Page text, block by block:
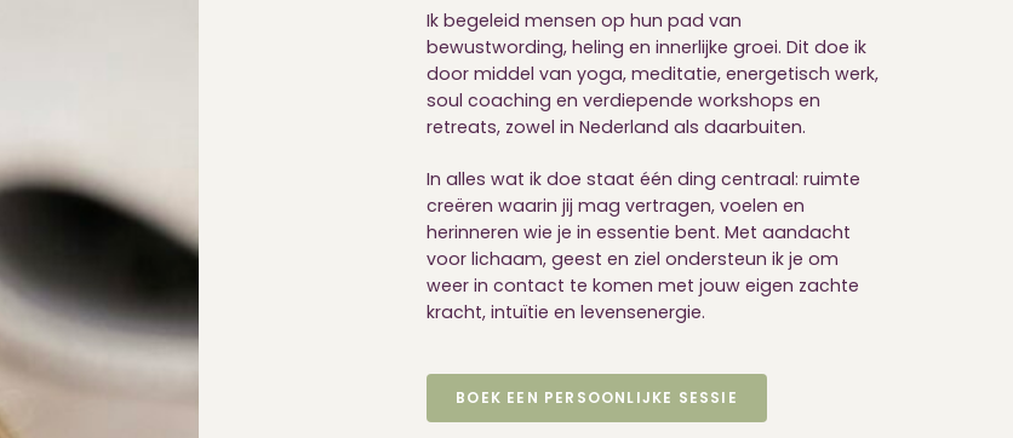
Ik begeleid mensen op hun pad van
bewustwording, heling en innerlijke groei. Dit doe ik
door middel van yoga, meditatie, energetisch werk,
soul coaching en verdiepende workshops en
retreats, zowel in Nederland als daarbuiten.
In alles wat ik doe staat één ding centraal: ruimte
creëren waarin jij mag vertragen, voelen en
herinneren wie je in essentie bent. Met aandacht
voor lichaam, geest en ziel ondersteun ik je om
weer in contact te komen met jouw eigen zachte
kracht, intuïtie en levensenergie.
BOEK EEN PERSOONLIJKE SESSIE